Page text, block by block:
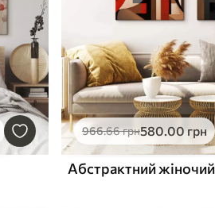
966.66грн580.00грн
Абстрактний